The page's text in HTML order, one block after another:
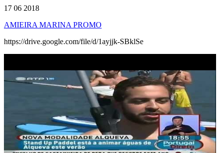
17 06 2018
AMIEIRA MARINA PROMO
https://drive.google.com/file/d/1ayjjk-SBklSe